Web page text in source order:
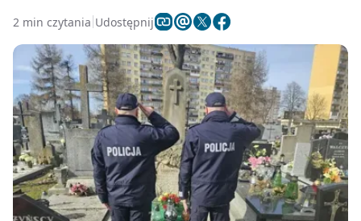
2 min czytania Udostępnij